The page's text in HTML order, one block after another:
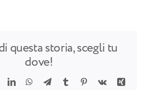
questa storia, scegli tu
dove!
LinkedInWhatsApp
TelegramTumblr Pinterest
Vk
Xing